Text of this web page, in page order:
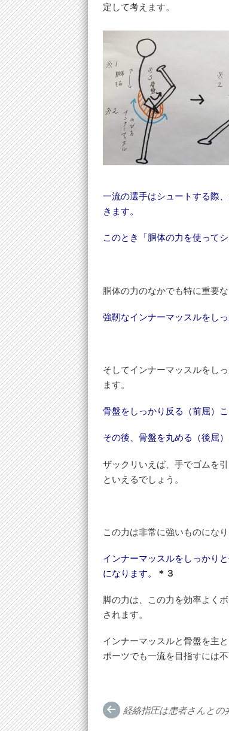
定して考えます。
一流の選手はシュートする際
きます。
このとき「胴体の力を使って
胴体の力のなかでも特に重要
強靭なインナーマッスルをし
そしてインナーマッスルをし
ます。
骨盤をしっかり反る（前屈）
その後、骨盤を丸める（後屈
ザックリいえば、手でゴムを
といえるでしょう。
この力は非常に強いものにな
インナーマッスルをしっかり
になります。
＊３
脚の力は、この力を効率よく
されます。
インナーマッスルと骨盤を主
ポーツでも一流を目指すには不
Post経絡指圧は患者さんとの